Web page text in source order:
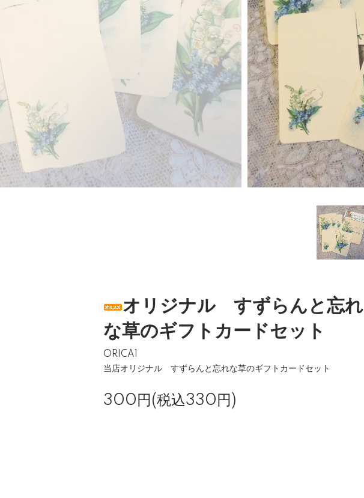
オリジナル すずらんと忘れ
な草のギフトカードセット
ORICA1
当店オリジナル すずらんと忘れな草のギフトカードセット
300円(税込330円)